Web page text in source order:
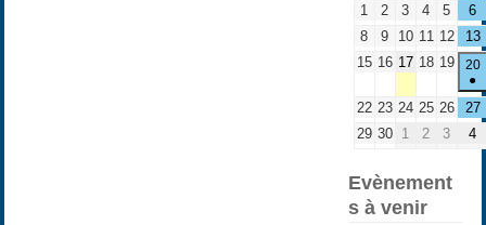
1
2 3 4 5
6
8
9 10 11 12
13
15 16 17 18 19
20
●
22 23 24 25 26
27
29 30 1 2 3 4
Evènement
s à venir